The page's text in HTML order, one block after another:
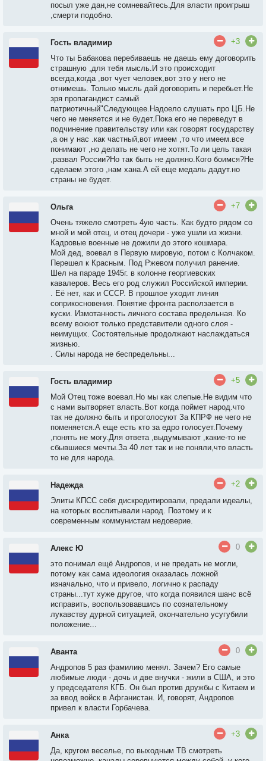
посыл уже дан,не сомневайтесь.Для власти проигрыш
,смерти подобно.
Гость владимир
+3
Что ты Бабакова перебиваешь не даешь ему договорить
страшную ,для тебя мысль.И это происходит
всегда,когда ,вот чует человек,вот это у него не
отнимешь. Только мысль дай договорить и перебьет.Не
зря пропагандист самый
патриотичный"Следующее.Надоело слушать про ЦБ.Не
чего не меняется и не будет.Пока его не переведут в
подчинение правительству или как говорят государству
,а он у нас .как частный,вот имеем ,то что имеем.все
понимают ,но делать не чего не хотят.То ли цель такая
,развал России?Но так быть не должно.Кого боимся?Не
сделаем этого ,нам хана.А ей еще медаль дадут.но
страны не будет.
Ольга
+7
Очень тяжело смотреть 4ую часть. Как будто рядом со
мной и мой отец, и отец дочери - уже ушли из жизни.
Кадровые военные не дожили до этого кошмара.
Мой дед, воевал в Первую мировую, потом с Колчаком.
Перешел к Красным. Под Ржевом получил ранение.
Шел на параде 1945г. в колонне георгиевских
кавалеров. Весь его род служил Российской империи.
. Её нет, как и СССР. В прошлое уходит линия
соприкосновения. Понятие фронта расползается в
куски. Измотанность личного состава предельная. Ко
всему воюют только представители одного слоя -
неимущих. Состоятельные продолжают наслаждаться
жизнью.
. Силы народа не беспредельны...
Гость владимир
+5
Мой Отец тоже воевал.Но мы как слепые.Не видим что
с нами вытворяет власть.Вот когда поймет народ.что
так не должно быть и проголосуют За КПРФ не чего не
поменяется.А еще есть кто за едро голосует.Почему
,понять не могу.Для ответа ,выдумывают ,какие-то не
сбывшиеся мечты.За 40 лет так и не поняли,что власть
то не для народа.
Надежда
+2
Элиты КПСС себя дискредитировали, предали идеалы,
на которых воспитывали народ. Поэтому и к
современным коммунистам недоверие.
Алекс Ю
0
это понимал ещё Андропов, и не предать не могли,
потому как сама идеология оказалась ложной
изначально, что и привело, логично к распаду
страны...тут хуже другое, что когда появился шанс всё
исправить, воспользовавшись по сознательному
лукавству дурной ситуацией, окончательно усугубили
положение...
Аванта
0
Андропов 5 раз фамилию менял. Зачем? Его самые
любимые люди - дочь и две внучки - жили в США, и это
у председателя КГБ. Он был против дружбы с Китаем и
за ввод войск в Афганистан. И, говорят, Андропов
привел к власти Горбачева.
Анка
+3
Да, кругом веселье, по выходным ТВ смотреть